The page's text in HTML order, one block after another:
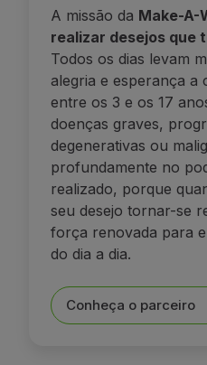
A missão da Make-A-
realizar desejos que
Todos os dias levam
alegria e esperança a
entre os 3 e os 17
doenças graves,
degenerativas ou
profundamente no
realizado, porque
seu desejo tornar-se
força renovada para
do dia a dia.
Conheça o parceiro